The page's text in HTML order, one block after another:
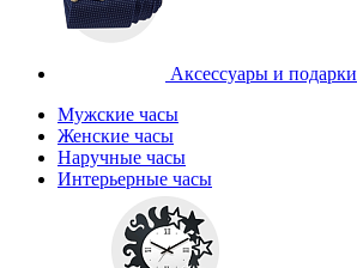
Аксессуары и подарки
Мужские часы
Женские часы
Наручные часы
Интерьерные часы